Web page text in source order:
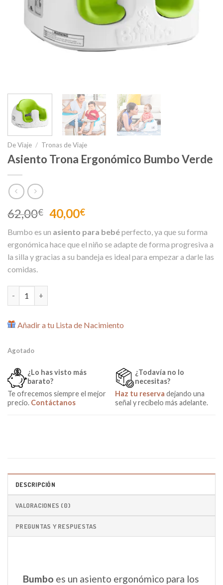
De Viaje / Tronas de Viaje
Asiento Trona Ergonómico Bumbo Verde
62,00€ El
precio
original
era:
62,00€.
40,00€El
actual
es:
40,00€.
Bumbo es un asiento para bebéperfecto, ya que su forma
ergonómica hace que el niño se adapte de forma progresiva a
la silla y gracias a su bandeja es ideal para empezar a darle las
comidas.
Añadir a tu Lista de Nacimiento
Agotado
¿Lo has visto más
barato?
Te ofrecemos siempre el mejor
precio. Contáctanos
¿Todavía no lo
necesitas?
Haz tu reserva dejando una
señal y recíbelo más adelante.
DESCRIPCIÓN
VALORACIONES (0)
PREGUNTAS Y RESPUESTAS
Bumbo es un asiento ergonómico para los